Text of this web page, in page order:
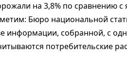
на 3,8% по сравнению с
Бюро национальной
информации, собранной, с
потребительские